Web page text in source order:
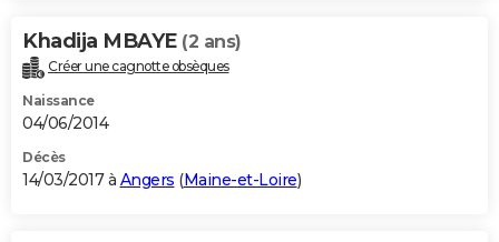
Khadija MBAYE (2 ans)
Créer une cagnotte obsèques
Naissance
04/06/2014
Décès
14/03/2017 à Angers (Maine-et-Loire)